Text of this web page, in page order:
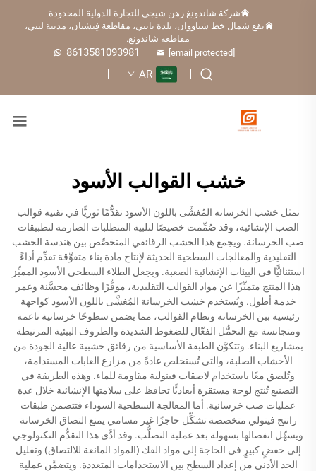
شركة شاندونغ زهن شيجي للتجارة الدولية المحدودة
يقع شمال خط شياووان، بلدة تانيي، مقاطعة فِيشيان، مدينة ليني،
مقاطعة شاندونغ.
[email protected]
8613581093981
AR
خشب القوالب الأسود
تمثل خشب الخرسانة المُغشَّى باللون الأسود تقدُّمًا ثوريًّا في تقنية قوالب
الصب الإنشائية، وقد صُمِّمت خصيصًا لتلبية المتطلبات الصارمة لتطبيقات
صب الخرسانة. ويجمع هذا الخشب الرقائقي المتخصِّص بين هندسة الخشب
التقليدية والمعالجات السطحية الحديثة لإنتاج مادة بناء متفوِّقة تقدِّم أداءً
استثنائيًّا في البيئات الإنشائية الصعبة. ويجعل الطلاء السطحي الأسود المميِّز
هذا المنتج متميِّزًا عن مواد القوالب التقليدية، موفِّرًا وظائف محسَّنة وعمر
خدمة أطول. ويُستخدم خشب الخرسانة المُغشَّى باللون الأسود كواجهة
رئيسية بين الخرسانة ونظام القوالب، مما يضمن سطوحًا خرسانية ناعمة
ومتجانسة مع التحمُّل الفعّال للضغوط الشديدة والظروف البيئية المرتبطة
بمشاريع البناء. وتتكوَّن الطبقة الأساسية من رقائق خشبية عالية الجودة من
الأخشاب الصلبة، والتي تُستخلص عادةً من مزارع الغابات المستدامة،
وتُلصق معًا باستخدام لاصقات فينولية مقاومة للماء. وهذه الطريقة في
التصنيع تُنتج لوحة مستقرة أبعاديًّا تحافظ على سلامتها الإنشائية خلال عدة
عمليات صب خرسانية. أما المعالجة السطحية السوداء فتتضمن طبقات
راتنج فينولي متخصصة تشكِّل حاجزًا غير مسامي يمنع التصاق الخرسانة
ويسهِّل انفصالها بسهولة بعد عملية التصلُّب. وقد أدَّى هذا التقدُّم التكنولوجي
إلى خفضٍ كبيرٍ في الحاجة إلى مواد الفك (المواد المانعة للالتصاق) وتقليل
الحد الأدنى من إعداد السطح بين الاستخدامات المتعددة. ويتضمَّن عملية